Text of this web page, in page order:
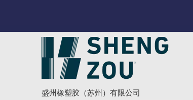
盛州橡塑胶（苏州）有限公司